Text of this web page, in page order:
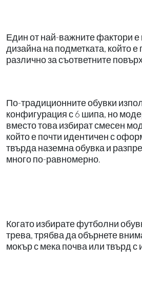
Един от най-важните фактори е
дизайна на подметката, който е
различно за съответните
По-традиционните обувки
конфигурация с 6 шипа, но
вместо това избират смесен
който е почти идентичен с
твърда наземна обувка и
много по-равномерно.
Когато избирате футболни
трева, трябва да обърнете
мокър с мека почва или твърд с